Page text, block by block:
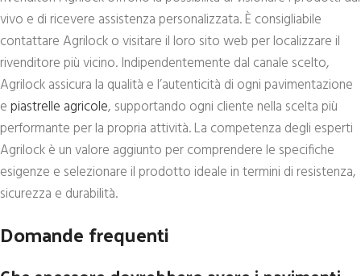
vivo e di ricevere assistenza personalizzata. È consigliabile
contattare Agrilock o visitare il loro sito web per localizzare il
rivenditore più vicino. Indipendentemente dal canale scelto,
Agrilock assicura la qualità e l’autenticità di ogni pavimentazione
epiastrelle agricole, supportando ogni cliente nella scelta più
performante per la propria attività. La competenza degli esperti
Agrilock è un valore aggiunto per comprendere le specifiche
esigenze e selezionare il prodotto ideale in termini di resistenza,
sicurezza e durabilità.
Domande frequenti